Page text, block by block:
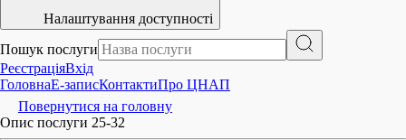
Налаштування доступності
Пошук послуги
РеєстраціяВхід
ГоловнаE-записКонтактиПро ЦНАП
Повернутися на головну
Опис послуги 25-32